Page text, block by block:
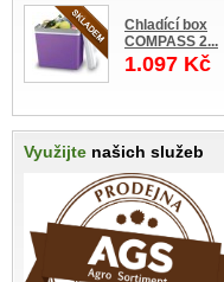
Chladící box
COMPASS 2...
1.097 Kč
Využijte našich služeb